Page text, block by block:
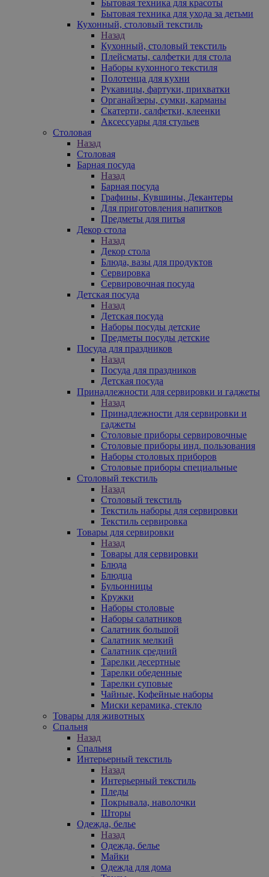
Бытовая техника для красоты
Бытовая техника для ухода за детьми
Кухонный, столовый текстиль
Назад
Кухонный, столовый текстиль
Плейсматы, салфетки для стола
Наборы кухонного текстиля
Полотенца для кухни
Рукавицы, фартуки, прихватки
Органайзеры, сумки, карманы
Скатерти, салфетки, клеенки
Аксессуары для стульев
Столовая
Назад
Столовая
Барная посуда
Назад
Барная посуда
Графины, Кувшины, Декантеры
Для приготовления напитков
Предметы для питья
Декор стола
Назад
Декор стола
Блюда, вазы для продуктов
Сервировка
Сервировочная посуда
Детская посуда
Назад
Детская посуда
Наборы посуды детские
Предметы посуды детские
Посуда для праздников
Назад
Посуда для праздников
Детская посуда
Принадлежности для сервировки и гаджеты
Назад
Принадлежности для сервировки и
гаджеты
Столовые приборы сервировочные
Столовые приборы инд. пользования
Наборы столовых приборов
Столовые приборы специальные
Столовый текстиль
Назад
Столовый текстиль
Текстиль наборы для сервировки
Текстиль сервировка
Товары для сервировки
Назад
Товары для сервировки
Блюда
Блюдца
Бульонницы
Кружки
Наборы столовые
Наборы салатников
Салатник большой
Салатник мелкий
Салатник средний
Тарелки десертные
Тарелки обеденные
Тарелки суповые
Чайные, Кофейные наборы
Миски керамика, стекло
Товары для животных
Спальня
Назад
Спальня
Интерьерный текстиль
Назад
Интерьерный текстиль
Пледы
Покрывала, наволочки
Шторы
Одежда, белье
Назад
Одежда, белье
Майки
Одежда для дома